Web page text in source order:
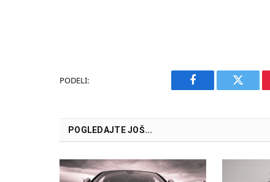
PODELI:
Facebook Twitter
POGLEDAJTE JOŠ...